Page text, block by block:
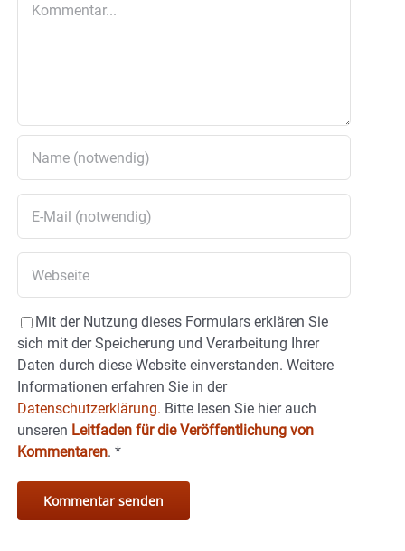
Mit der Nutzung dieses Formulars erklären Sie
sich mit der Speicherung und Verarbeitung Ihrer
Daten durch diese Website einverstanden. Weitere
Informationen erfahren Sie in der
Datenschutzerklärung. Bitte lesen Sie hier auch
unseren Leitfaden für die Veröffentlichung von
Kommentaren. *